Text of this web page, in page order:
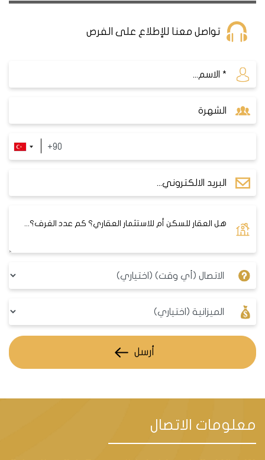
تواصل معنا للإطلاع على الفرص
أرسل
معلومات الاتصال